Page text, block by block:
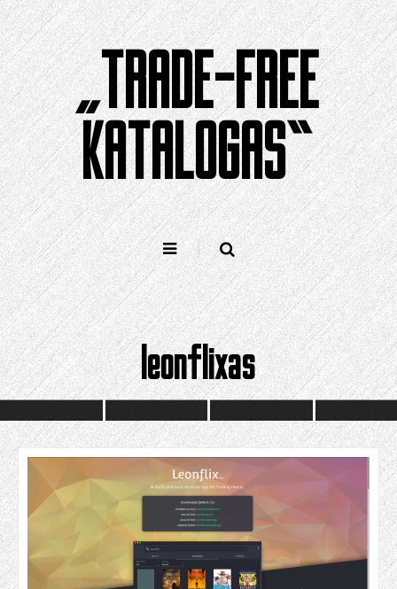
Pereiti
prie
turinio
„TRADE-FREE
KATALOGAS“
leonflixas